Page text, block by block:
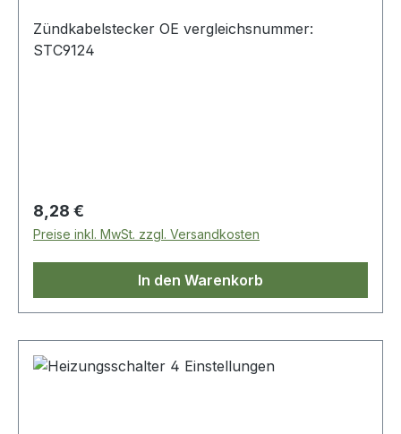
Zündkabelstecker OE vergleichsnummer:
STC9124
Regulärer Preis:
8,28 €
Preise inkl. MwSt. zzgl. Versandkosten
In den Warenkorb